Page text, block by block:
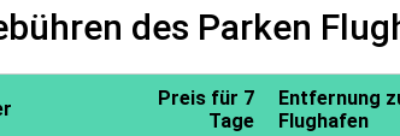
des Parken
Preis für 7
Tage
Entfernung
Flughafen